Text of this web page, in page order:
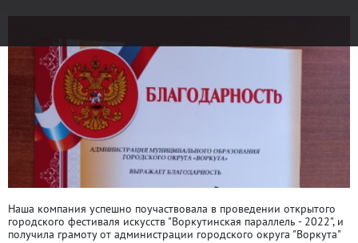
Наша компания успешно поучаствовала в проведении открытого
городского фестиваля искусств "Воркутинская параллель - 2022", и
получила грамоту от администрации городского округа "Воркута"